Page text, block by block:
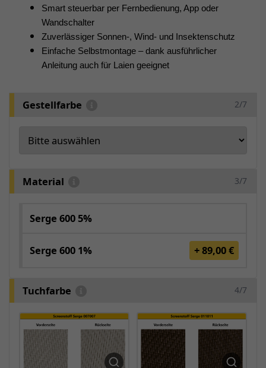
Smart steuerbar per Fernbedienung, App oder
Wandschalter
Zuverlässiger Sonnen-, Wind- und Insektenschutz
Einfache Selbstmontage – dank ausführlicher
Anleitung auch für Laien geeignet
Gestellfarbe 2/7
Material 3/7
Serge 600 5%
Serge 600 1% + 89,00 €
Tuchfarbe 4/7